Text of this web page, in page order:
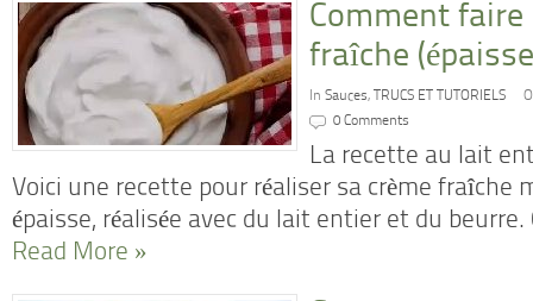
Comment faire
fraîche
In Sauces, TRUCS ET TUTORIELS
0 Comments
La recette au lait
Voici une recette pour réaliser sa crème fraîche
épaisse, réalisée avec du lait entier et du
Read More »